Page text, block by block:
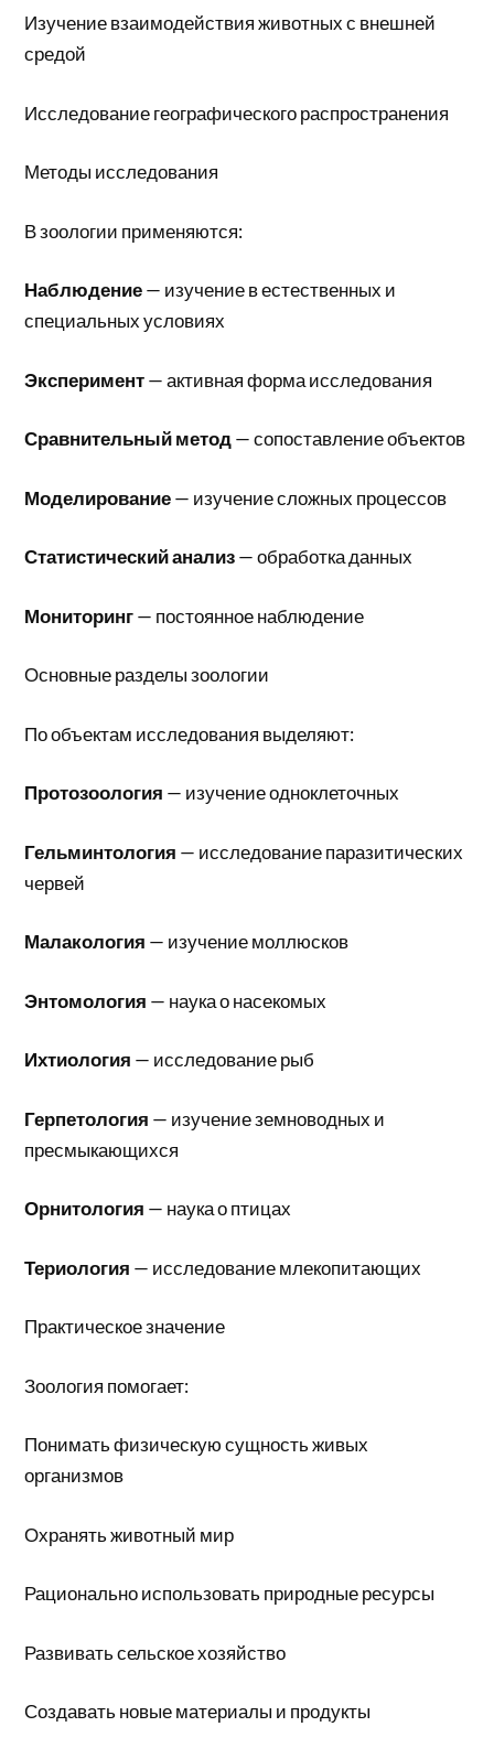
Изучение взаимодействия животных с внешней
средой
Исследование географического распространения
Методы исследования
В зоологии применяются:
Наблюдение— изучение в естественных и
специальных условиях
Эксперимент— активная форма исследования
Сравнительный метод— сопоставление объектов
Моделирование— изучение сложных процессов
Статистический анализ— обработка данных
Мониторинг— постоянное наблюдение
Основные разделы зоологии
По объектам исследования выделяют:
Протозоология — изучение одноклеточных
Гельминтология — исследование паразитических
червей
Малакология — изучение моллюсков
Энтомология — наука о насекомых
Ихтиология — исследование рыб
Герпетология — изучение земноводных и
пресмыкающихся
Орнитология — наука о птицах
Териология — исследование млекопитающих
Практическое значение
Зоология помогает:
Понимать физическую сущность живых
организмов
Охранять животный мир
Рационально использовать природные ресурсы
Развивать сельское хозяйство
Создавать новые материалы и продукты